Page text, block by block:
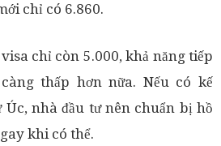
chỉ có 6.860.
chỉ còn 5.000, khả năng tiếp
thấp hơn nữa. Nếu có kế
Úc, nhà đầu tư nên chuẩn bị hồ
khi có thể.